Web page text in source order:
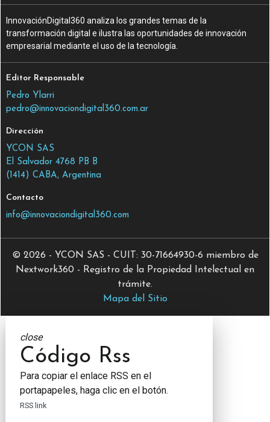
InnovaciónDigital360 analiza los grandes temas de la
transformación digital e ilustra las oportunidades de innovación
empresarial mediante el uso de la tecnología.
Editor Responsable
Pedro Ylarri
pedro@innovaciondigital360.com.ar
Dirección
YCON SAS
El Salvador 4768 PB B
(1414) CABA, Argentina
Contacto
info@innovaciondigital360.com
© 2026 - YCON SAS - CUIT: 30-71664930-6 miembro de
Nextwork360 - Registro de la Propiedad Intelectual en
trámite.
Mapa del Sitio
close
Código Rss
Para copiar el enlace RSS en el
portapapeles, haga clic en el botón.
RSS link